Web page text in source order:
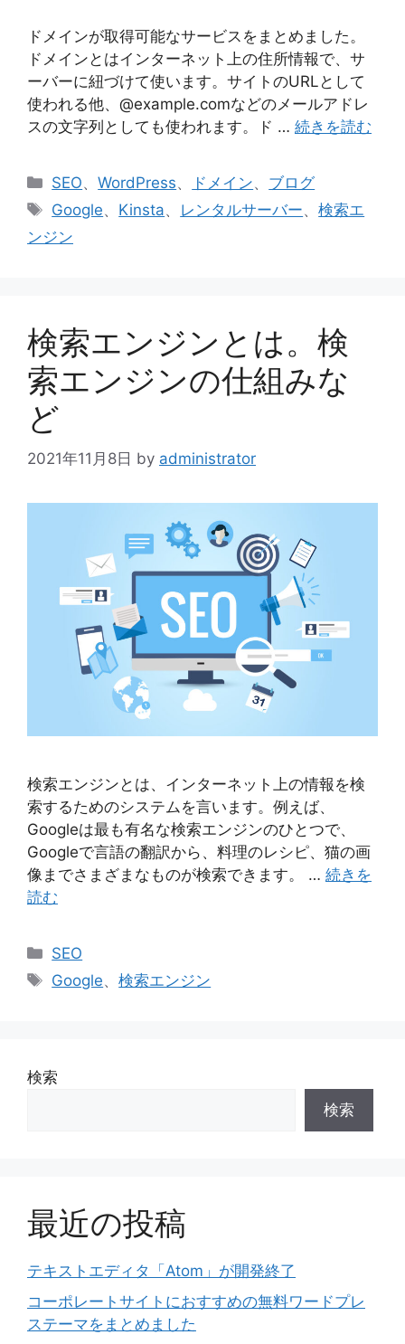
ドメインが取得可能なサービスをまとめました。
ドメインとはインターネット上の住所情報で、サ
ーバーに紐づけて使います。サイトのURLとして
使われる他、@example.comなどのメールアドレ
スの文字列としても使われます。ド … 続きを読む
カ
テ
リ
SEO、WordPress、 ドメイン、 ブログ
タ
グ
Google、 Kinsta、 レンタルサーバー、検索エ
ンジン
検索エンジンとは。検
索エンジンの仕組みな
ど
2021年11月8日 by administrator
検索エンジンとは、インターネット上の情報を検
索するためのシステムを言います。例えば、
Googleは最も有名な検索エンジンのひとつで、
Googleで言語の翻訳から、料理のレシピ、猫の画
像までさまざまなものが検索できます。 … 続きを
読む
カ
テ
SEO
タ
Google、検索エンジン
検索
検索
最近の投稿
テキストエディタ「Atom」が開発終了
コーポレートサイトにおすすめの無料ワードプレ
ステーマをまとめました